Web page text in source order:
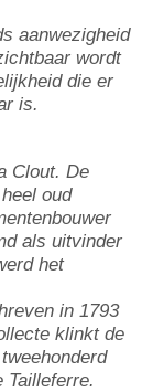
aanwezigheid
wordt
die er
is.
Clout. De
oud
als uitvinder
het
in 1793
klinkt de
Tailleferre.